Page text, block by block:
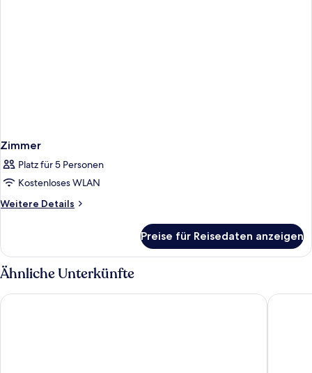
Zimmer
Platz für 5 Personen
Kostenloses WLAN
Weitere Details
Weitere
Preise für Reisedaten anzeigen
Ähnliche Unterkünfte
Karibea Sainte Luce hotel Village